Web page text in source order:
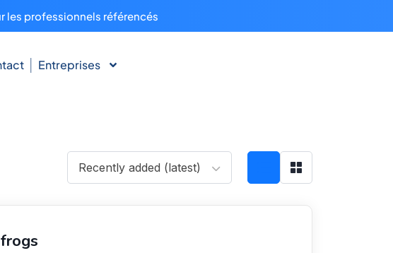
les professionnels référencés
Entreprises
Recently added (latest)